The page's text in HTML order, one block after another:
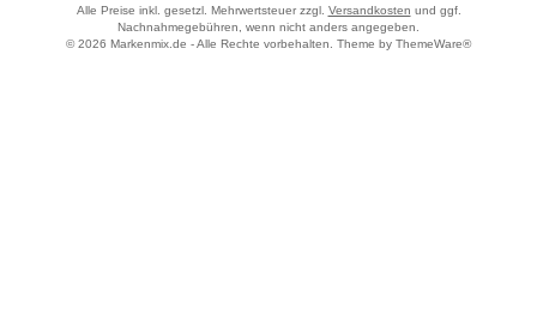
Alle Preise inkl. gesetzl. Mehrwertsteuer zzgl. Versandkosten und ggf.
Nachnahmegebühren, wenn nicht anders angegeben.
© 2026 Markenmix.de - Alle Rechte vorbehalten. Theme by ThemeWare®